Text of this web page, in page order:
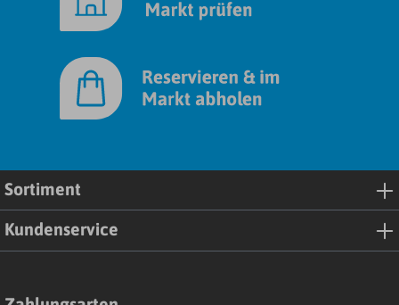
Sortiment
Kundenservice